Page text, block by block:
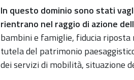
In questo dominio sono stati
rientrano nel raggio di azione
bambini e famiglie, fiducia
tutela del patrimonio
dei servizi di mobilità, situazione